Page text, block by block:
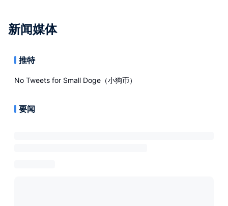
新闻媒体
推特
No Tweets for Small Doge（小狗币）
要闻